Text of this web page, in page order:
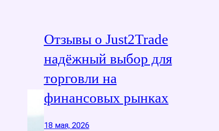
Отзывы о Just2Trade
надёжный выбор для
торговли на
финансовых рынках
18 мая, 2026